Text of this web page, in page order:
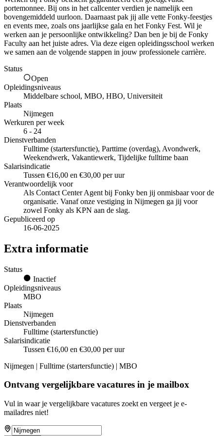
portemonnee. Bij ons in het callcenter verdien je namelijk een
bovengemiddeld uurloon. Daarnaast pak jij alle vette Fonky-feestjes
en events mee, zoals ons jaarlijkse gala en het Fonky Fest. Wil je
werken aan je persoonlijke ontwikkeling? Dan ben je bij de Fonky
Faculty aan het juiste adres. Via deze eigen opleidingsschool werken
we samen aan de volgende stappen in jouw professionele carrière.
Status
Open
Opleidingsniveaus
Middelbare school, MBO, HBO, Universiteit
Plaats
Nijmegen
Werkuren per week
6 - 24
Dienstverbanden
Fulltime (startersfunctie), Parttime (overdag), Avondwerk,
Weekendwerk, Vakantiewerk, Tijdelijke fulltime baan
Salarisindicatie
Tussen €16,00 en €30,00 per uur
Verantwoordelijk voor
Als Contact Center Agent bij Fonky ben jij onmisbaar voor de
organisatie. Vanaf onze vestiging in Nijmegen ga jij voor
zowel Fonky als KPN aan de slag.
Gepubliceerd op
16-06-2025
Extra informatie
Status
Inactief
Opleidingsniveaus
MBO
Plaats
Nijmegen
Dienstverbanden
Fulltime (startersfunctie)
Salarisindicatie
Tussen €16,00 en €30,00 per uur
Nijmegen | Fulltime (startersfunctie) | MBO
Ontvang vergelijkbare vacatures in je mailbox
Vul in waar je vergelijkbare vacatures zoekt en vergeet je e-
mailadres niet!